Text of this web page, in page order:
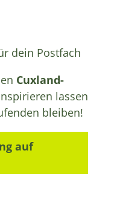
dein Postfach
Cuxland-
lassen
bleiben!
auf